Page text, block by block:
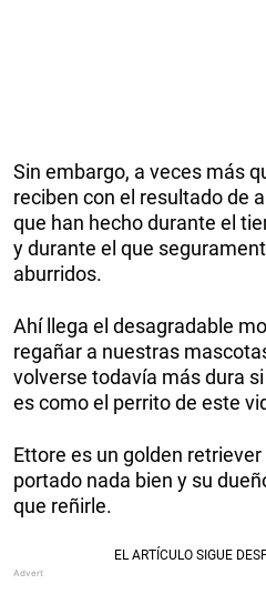
Sin embargo, a veces más
reciben con el resultado de
que han hecho durante el
y durante el que
aburridos.
Ahí llega el desagradable
regañar a nuestras
volverse todavía más dura
es como el perrito de este
Ettore es un golden
portado nada bien y su
que reñirle.